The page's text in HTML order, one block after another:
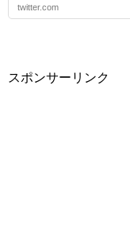
twitter.com
スポンサーリンク